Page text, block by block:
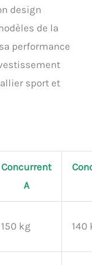
des
anti-
quitter
ainsi
absolue.
𝐄𝐓
et la
Placez
ou votre
design
de la
performance
sport et
Concurrent
A
150 kg 140